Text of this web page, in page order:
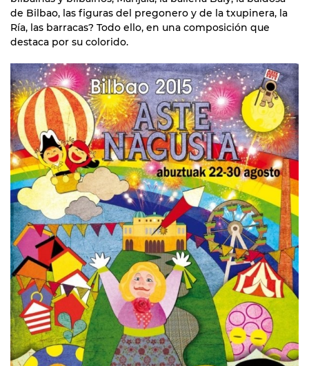
de Bilbao, las figuras del pregonero y de la txupinera, la
Ría, las barracas? Todo ello, en una composición que
destaca por su colorido.